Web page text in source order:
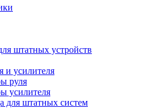
штатных устройств
и усилителя
руля
усилителя
для штатных систем